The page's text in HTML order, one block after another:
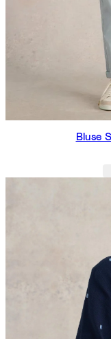
Bluse